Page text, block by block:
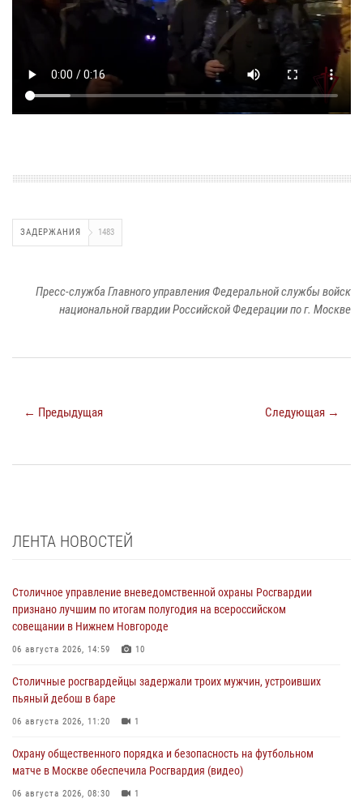
ЗАДЕРЖАНИЯ 1483
Пресс-служба Главного управления Федеральной службы войск
национальной гвардии Российской Федерации по г. Москве
← Предыдущая Следующая →
ЛЕНТА НОВОСТЕЙ
Столичное управление вневедомственной охраны Росгвардии
признано лучшим по итогам полугодия на всероссийском
совещании в Нижнем Новгороде
06 августа 2026, 14:59 10
Столичные росгвардейцы задержали троих мужчин, устроивших
пьяный дебош в баре
06 августа 2026, 11:20 1
Охрану общественного порядка и безопасность на футбольном
матче в Москве обеспечила Росгвардия (видео)
06 августа 2026, 08:30 1